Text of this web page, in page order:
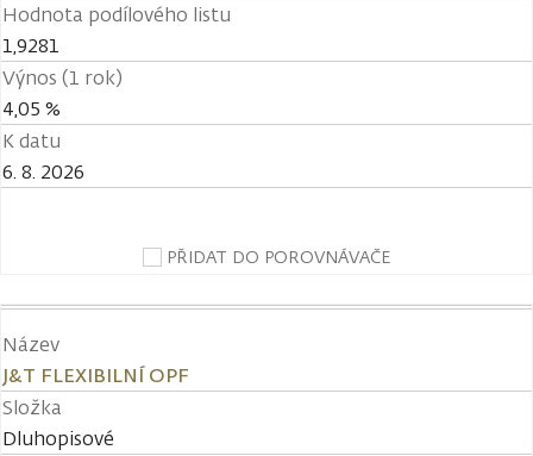
Hodnota podílového listu
1,9281
Výnos (1 rok)
4,05 %
K datu
6. 8. 2026
PŘIDAT DO POROVNÁVAČE
Název
J&T FLEXIBILNÍ OPF
Složka
Dluhopisové